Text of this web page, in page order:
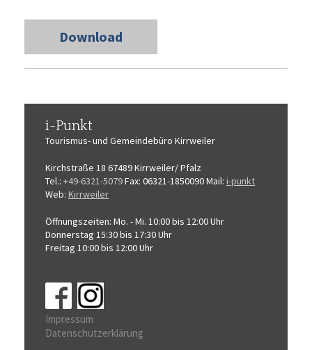
Download
i-Punkt
Tourismus-und Gemeindebüro Kirrweiler
Kirchstraße 18 67489 Kirrweiler/ Pfalz
Tel.: +49-6321-5079Fax: 06321-1850090Mail: i-punkt
Web: Kirrweiler
Öffnungszeiten: Mo. - Mi. 10:00 bis 12:00 Uhr
Donnerstag 15:30 bis 17:30 Uhr
Freitag 10:00 bis 12:00 Uhr
Impressum
Datenschutzerklärung